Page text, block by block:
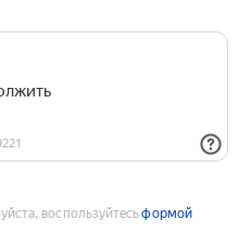
воспользуйтесьформой